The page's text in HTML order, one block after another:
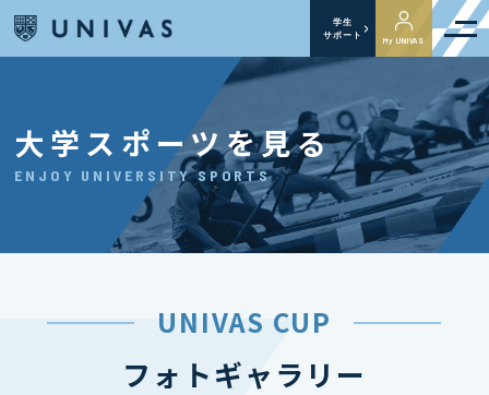
学生
サポート
My UNIVAS
大学スポーツを見る
ENJOY UNIVERSITY SPORTS
UNIVAS CUP
フォトギャラリー